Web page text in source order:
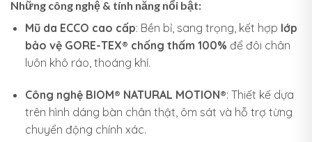
Những công nghệ & tính năng nổi bật:
Mũ da ECCO cao cấp: Bền bỉ, sang trọng, kết hợp lớp
bảo vệ GORE-TEX® chống thấm 100% để đôi chân
luôn khô ráo, thoáng khí.
Công nghệ BIOM® NATURAL MOTION®: Thiết kế dựa
trên hình dáng bàn chân thật, ôm sát và hỗ trợ từng
chuyển động chính xác.